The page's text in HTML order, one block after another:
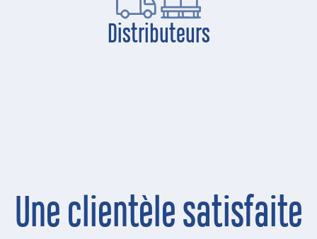
Distributeurs
Une clientèle satisfaite